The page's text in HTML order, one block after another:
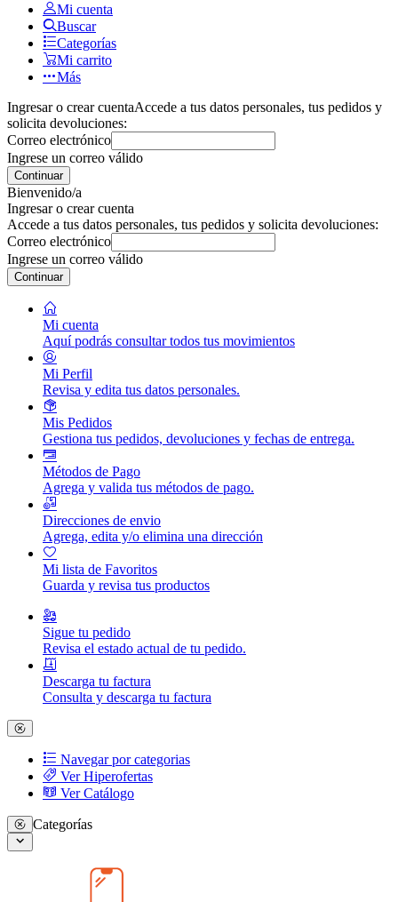
Mi cuenta
Buscar
Categorías
Mi carrito
Más
Ingresar o crear cuentaAccede a tus datos personales, tus pedidos y
solicita devoluciones:
Correo electrónico
Ingrese un correo válido
Continuar
Bienvenido/a
Ingresar o crear cuenta
Accede a tus datos personales, tus pedidos y solicita devoluciones:
Correo electrónico
Ingrese un correo válido
Continuar
Mi cuenta
Aquí podrás consultar todos tus movimientos
Mi Perfil
Revisa y edita tus datos personales.
Mis Pedidos
Gestiona tus pedidos, devoluciones y fechas de entrega.
Métodos de Pago
Agrega y valida tus métodos de pago.
Direcciones de envio
Agrega, edita y/o elimina una dirección
Mi lista de Favoritos
Guarda y revisa tus productos
Sigue tu pedido
Revisa el estado actual de tu pedido.
Descarga tu factura
Consulta y descarga tu factura
Navegar por categorias
Ver Hiperofertas
Ver Catálogo
Categorías